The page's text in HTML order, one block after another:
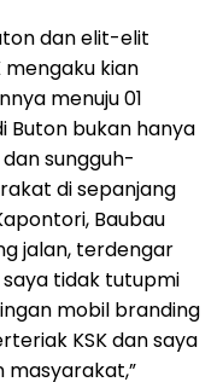
dan elit-elit
kian
menuju 01
Buton bukan hanya
sungguh-
di sepanjang
Baubau
jalan, terdengar
saya tidak tutupmi
mobil branding
KSK dan saya
masyarakat,”